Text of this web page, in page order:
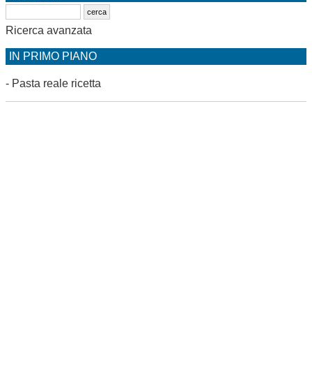
Ricerca avanzata
IN PRIMO PIANO
- Pasta reale ricetta